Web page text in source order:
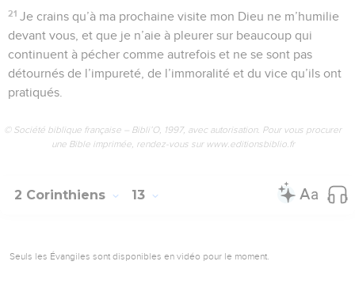
21 Je crains qu’à ma prochaine visite mon Dieu ne m’humilie
devant vous, et que je n’aie à pleurer sur beaucoup qui
continuent à pécher comme autrefois et ne se sont pas
détournés de l’impureté, de l’immoralité et du vice qu’ils ont
pratiqués.
© Société biblique française – Bibli’O, 1997, avec autorisation. Pour vous procurer
une Bible imprimée, rendez-vous sur www.editionsbiblio.fr
2 Corinthiens 13
Seuls les Évangiles sont disponibles en vidéo pour le moment.